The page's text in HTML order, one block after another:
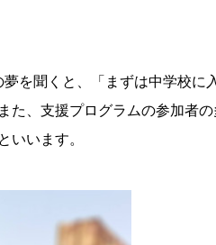
を聞くと、「まずは中学校に
た、支援プログラムの参加者の
いいます。